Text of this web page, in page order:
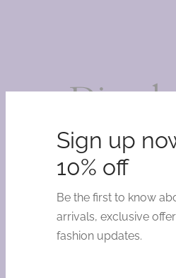
Sign up
10% off
Be the first to know
arrivals, exclusive
fashion updates.